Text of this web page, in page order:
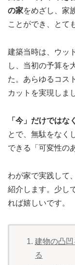
の家をめざし、家
ことができ、とて
建築当時は、ウッ
し、当初の予算を
た。あらゆるコス
カットを実現しま
「今」だけではな
とで、無駄をなく
できる「可変性の
わが家で実践して
紹介します。少し
れば嬉しいです。
建物の凸
る